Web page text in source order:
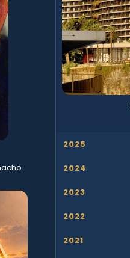
2025
2024
2023
2022
2021